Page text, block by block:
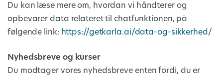
Du kan læse mere om, hvordan vi håndterer og
opbevarer data relateret til chatfunktionen, på
følgende link: https://getkarla.ai/data-og-sikkerhed/
Nyhedsbreve og kurser
Du modtager vores nyhedsbreve enten fordi, du er